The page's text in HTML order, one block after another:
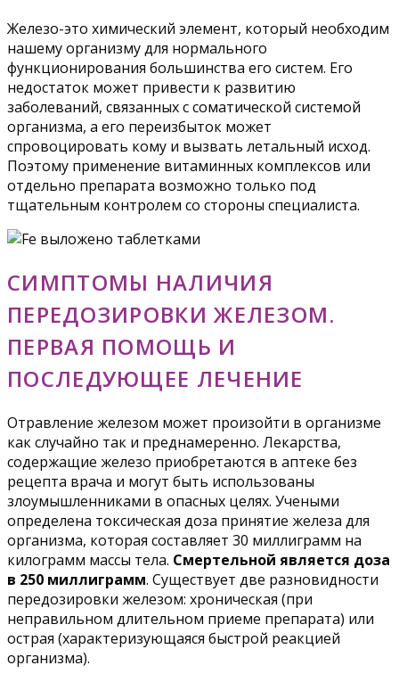
Железо-это химический элемент, который необходим
нашему организму для нормального
функционирования большинства его систем. Его
недостаток может привести к развитию
заболеваний, связанных с соматической системой
организма, а его переизбыток может
спровоцировать кому и вызвать летальный исход.
Поэтому применение витаминных комплексов или
отдельно препарата возможно только под
тщательным контролем со стороны специалиста.
СИМПТОМЫ НАЛИЧИЯ
ПЕРЕДОЗИРОВКИ ЖЕЛЕЗОМ.
ПЕРВАЯ ПОМОЩЬ И
ПОСЛЕДУЮЩЕЕ ЛЕЧЕНИЕ
Отравление железом может произойти в организме
как случайно так и преднамеренно. Лекарства,
содержащие железо приобретаются в аптеке без
рецепта врача и могут быть использованы
злоумышленниками в опасных целях. Учеными
определена токсическая доза принятие железа для
организма, которая составляет 30 миллиграмм на
килограмм массы тела. Смертельной является доза
в 250 миллиграмм. Существует две разновидности
передозировки железом: хроническая (при
неправильном длительном приеме препарата) или
острая (характеризующаяся быстрой реакцией
организма).